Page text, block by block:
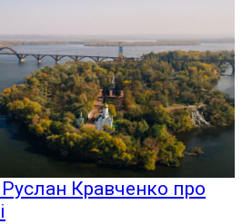
Кравченко про